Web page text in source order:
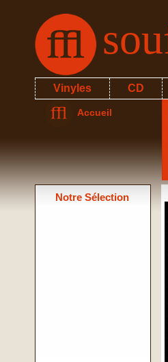
Vinyles CD
Accueil
Notre Sélection